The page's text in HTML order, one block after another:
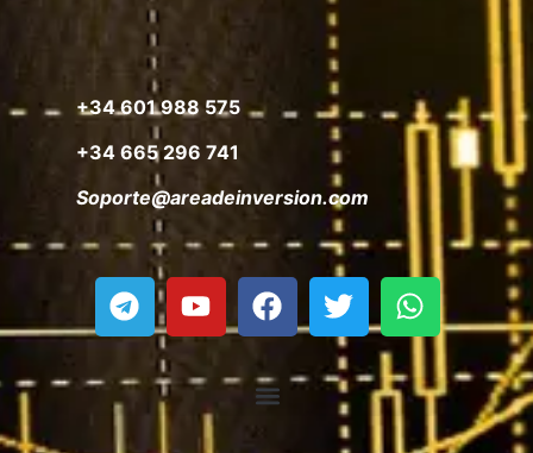
+34 601 988 575
+34 665 296 741
Soporte@areadeinversion.com